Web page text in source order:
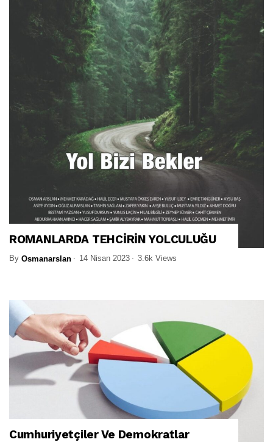
ROMANLARDA TEHCİRİN YOLCULUĞU
By Osmanarslan 14 Nisan 2023 3.6k Views
Cumhuriyetçiler Ve Demokratlar